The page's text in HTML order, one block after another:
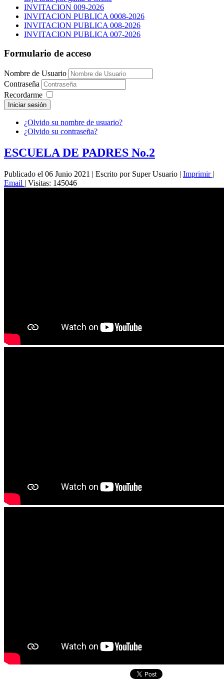
INVITACION 009-2026
INVITACION PUBLICA 0008-2026
INVITACION PUBLICA 008-2026
INVITACION PUBLICA 007-2026
Formulario de acceso
Nombre de Usuario
Contraseña
Recordarme
Iniciar sesión
¿Olvido su nombre de usuario?
¿Olvido su contraseña?
ESCUELA DE PADRES No.2
Publicado el 06 Junio 2021 | Escrito por Super Usuario | Imprimir |
Email | Visitas: 145046